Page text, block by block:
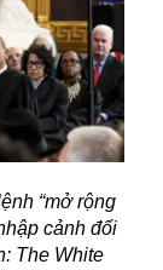
“mở rộng
cảnh đối
The White